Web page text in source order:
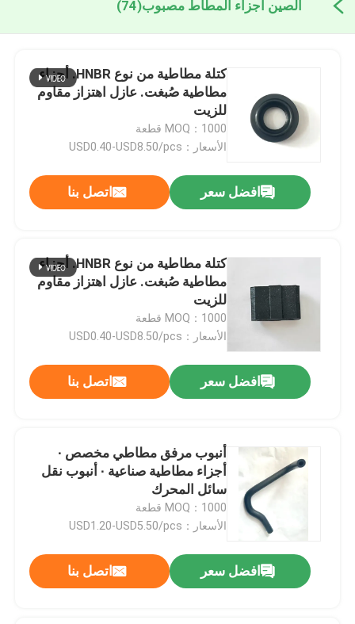
الصين أجزاء المطاط مصبوب(74)
كتلة مطاطية من نوع HNBR. أجزاء
مطاطية صُبغت. عازل اهتزاز مقاوم
للزيت
MOQ：1000 قطعة
الأسعار：USD0.40-USD8.50/pcs
افضل سعر اتصل بنا
كتلة مطاطية من نوع HNBR. أجزاء
مطاطية صُبغت. عازل اهتزاز مقاوم
للزيت
MOQ：1000 قطعة
الأسعار：USD0.40-USD8.50/pcs
افضل سعر اتصل بنا
أنبوب مرفق مطاطي مخصص ∙
أجزاء مطاطية صناعية ∙ أنبوب نقل
سائل المحرك
MOQ：1000 قطعة
الأسعار：USD1.20-USD5.50/pcs
افضل سعر اتصل بنا